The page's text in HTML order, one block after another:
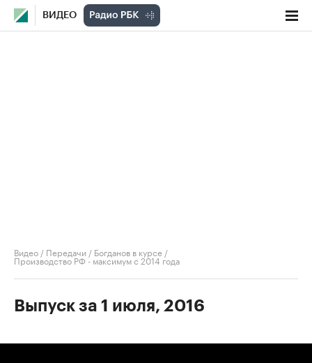
ВИДЕО
Видео / Передачи / Богданов в курсе /
Производство РФ - максимум с 2014 года
Выпуск за 1 июля, 2016